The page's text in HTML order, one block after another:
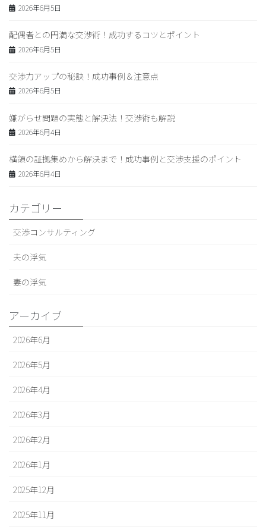
2026年6月5日
配偶者との円満な交渉術！成功するコツとポイント
2026年6月5日
交渉力アップの秘訣！成功事例＆注意点
2026年6月5日
嫌がらせ問題の実態と解決法！交渉術も解説
2026年6月4日
横領の証拠集めから解決まで！成功事例と交渉支援のポイント
2026年6月4日
カテゴリー
交渉コンサルティング
夫の浮気
妻の浮気
アーカイブ
2026年6月
2026年5月
2026年4月
2026年3月
2026年2月
2026年1月
2025年12月
2025年11月